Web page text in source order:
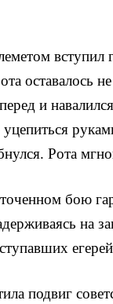
оставалось
и
уцепиться
Рота
бою
на
подвиг